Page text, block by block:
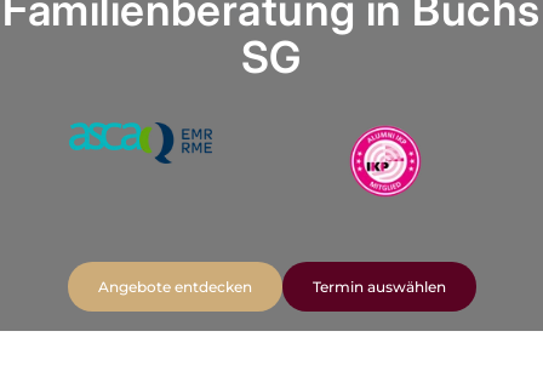
Angebote entdecken Termin auswählen
SG